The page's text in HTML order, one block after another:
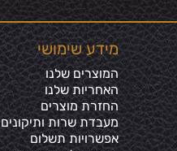
מידע שימושי
המוצרים שלנו
האחריות שלנו
החזרת מוצרים
מעבדת שרות ותיקונים
אפשרויות תשלום